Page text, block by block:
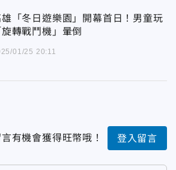
雄「冬日遊樂園」開幕首日！男童玩
旋轉戰鬥機」暈倒
01/25 20:11
有機會獲得旺幣哦！ 登入留言